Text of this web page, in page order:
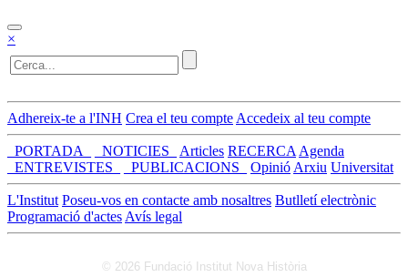
×
Adhereix-te a l'INH Crea el teu compte Accedeix al teu compte
_PORTADA_ _NOTICIES_ Articles RECERCA Agenda
_ENTREVISTES_
_PUBLICACIONS_ Opinió Arxiu Universitat
L'Institut Poseu-vos en contacte amb nosaltres Butlletí electrònic
Programació d'actes Avís legal
© 2026 Fundació Institut Nova Història